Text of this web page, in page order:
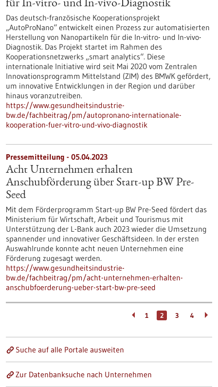
für In-vitro- und In-vivo-Diagnostik
Das deutsch-französische Kooperationsprojekt
„AutoProNano“ entwickelt einen Prozess zur automatisierten
Herstellung von Nanopartikeln für die In-vitro- und In-vivo-
Diagnostik. Das Projekt startet im Rahmen des
Kooperationsnetzwerks „smart analytics“. Diese
internationale Initiative wird seit Mai 2020 vom Zentralen
Innovationsprogramm Mittelstand (ZIM) des BMWK gefördert,
um innovative Entwicklungen in der Region und darüber
hinaus voranzutreiben.
https://www.gesundheitsindustrie-
bw.de/fachbeitrag/pm/autopronano-internationale-
kooperation-fuer-vitro-und-vivo-diagnostik
Pressemitteilung - 05.04.2023
Acht Unternehmen erhalten
Anschubförderung über Start-up BW Pre-
Seed
Mit dem Förderprogramm Start-up BW Pre-Seed fördert das
Ministerium für Wirtschaft, Arbeit und Tourismus mit
Unterstützung der L-Bank auch 2023 wieder die Umsetzung
spannender und innovativer Geschäftsideen. In der ersten
Auswahlrunde konnte acht neuen Unternehmen eine
Förderung zugesagt werden.
https://www.gesundheitsindustrie-
bw.de/fachbeitrag/pm/acht-unternehmen-erhalten-
anschubfoerderung-ueber-start-bw-pre-seed
1 2 3 4
Suche auf alle Portale ausweiten
Zur Datenbanksuche nach Unternehmen